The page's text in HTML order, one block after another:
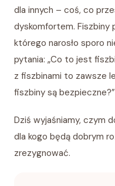
dla innych – coś, co
dyskomfortem. Fiszbiny
którego narosło sporo
pytania: „Co to jest
z fiszbinami to zawsze
fiszbiny są bezpieczne?”
Dziś wyjaśniamy, czym
dla kogo będą dobrym
zrezygnować.